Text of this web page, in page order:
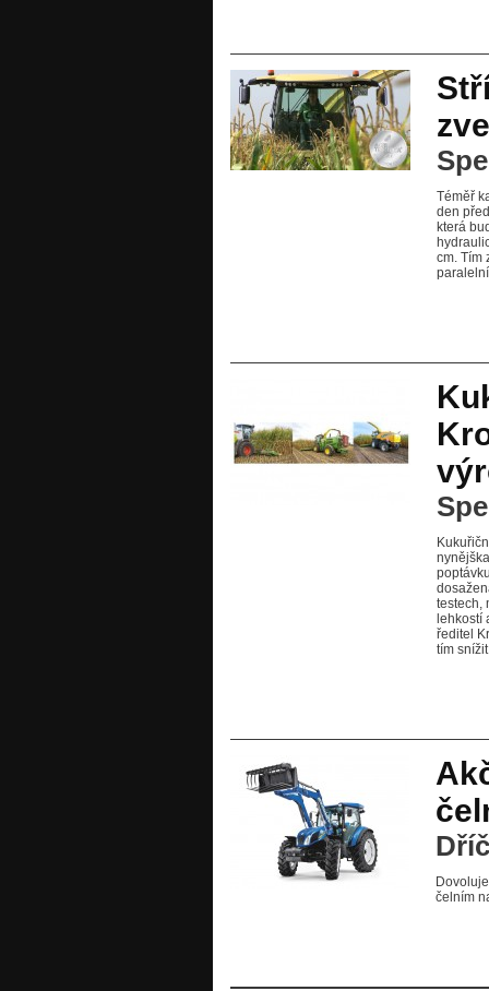
Téměř
den
která
cm. Tím
testech,
lehkostí
ředitel
tím
čelním